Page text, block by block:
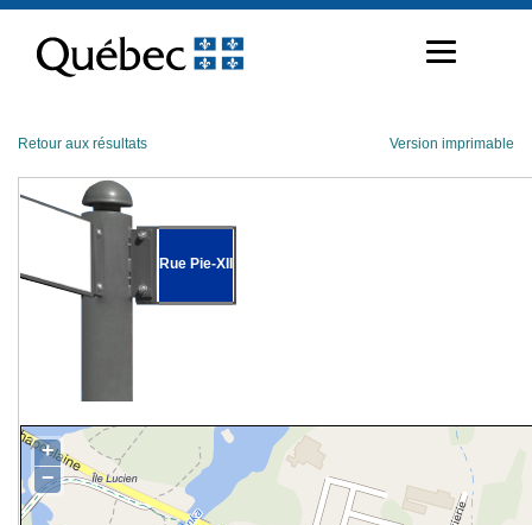
contenu
Retour aux résultats Version imprimable
Rue Pie-XII
+
−